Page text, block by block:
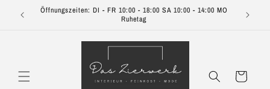
zum
Öffnungszeiten: DI - FR 10:00 - 18:00 SA 10:00 - 14:00 MO
Ruhetag
Warenkorb